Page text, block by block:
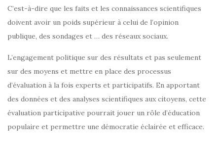
C’est-à-dire que les faits et les connaissances scientifiques
doivent avoir un poids supérieur à celui de l’opinion
publique, des sondages et … des réseaux sociaux.
L’engagement politique sur des résultats et pas seulement
sur des moyens et mettre en place des processus
d’évaluation à la fois experts et participatifs. En apportant
des données et des analyses scientifiques aux citoyens, cette
évaluation participative pourrait jouer un rôle d’éducation
populaire et permettre une démocratie éclairée et efficace.